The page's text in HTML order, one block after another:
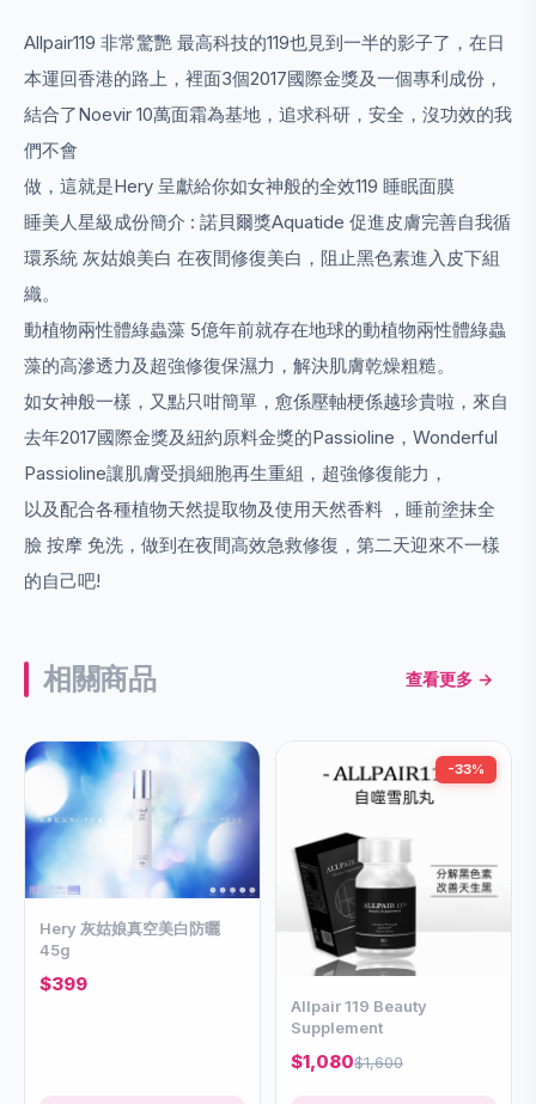
Allpair119 非常驚艷 最高科技的119也見到一半的影子了，在日
本運回香港的路上，裡面3個2017國際金獎及一個專利成份，
結合了Noevir 10萬面霜為基地，追求科研，安全，沒功效的我
們不會
做，這就是Hery 呈獻給你如女神般的全效119 睡眠面膜
睡美人星級成份簡介 : 諾貝爾獎Aquatide 促進皮膚完善自我循
環系統 灰姑娘美白 在夜間修復美白，阻止黑色素進入皮下組
織。
動植物兩性體綠蟲藻 5億年前就存在地球的動植物兩性體綠蟲
藻的高滲透力及超強修復保濕力，解決肌膚乾燥粗糙。
如女神般一樣，又點只咁簡單，愈係壓軸梗係越珍貴啦，來自
去年2017國際金獎及紐約原料金獎的Passioline，Wonderful
Passioline讓肌膚受損細胞再生重組，超強修復能力，
以及配合各種植物天然提取物及使用天然香料 ，睡前塗抹全
臉 按摩 免洗，做到在夜間高效急救修復，第二天迎來不一樣
的自己吧!
相關商品 查看更多 →
Hery 灰姑娘真空美白防曬
45g
$399
-33%
Allpair 119 Beauty
Supplement
$1,080$1,600